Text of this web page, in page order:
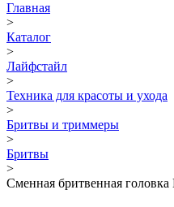
Главная
>
Каталог
>
Лайфстайл
>
Техника для красоты и ухода
>
Бритвы и триммеры
>
Бритвы
>
Сменная бритвенная